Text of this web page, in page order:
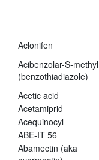
Aclonifen
Acibenzolar-S-methyl
(benzothiadiazole)
Acetic acid
Acetamiprid
Acequinocyl
ABE-IT 56
Abamectin (aka